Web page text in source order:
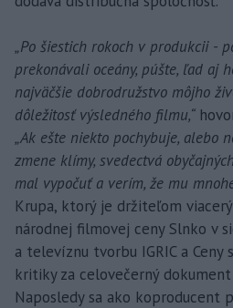
„Po šiestich rokoch v produkcii -
prekonávali oceány, púšte, ľad aj
najväčšie dobrodružstvo môjho
dôležitosť výsledného filmu,“
„Ak ešte niekto pochybuje, alebo
zmene klímy, svedectvá
mal vypočuť a verím, že mu
Krupa, ktorý je držiteľom
národnej filmovej ceny Slnko v
a televíznu tvorbu IGRIC a
kritiky za celovečerný
Naposledy sa ako koproducent